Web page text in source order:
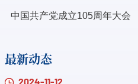
中国共产党成立105周年大会
最新动态
2024-11-12